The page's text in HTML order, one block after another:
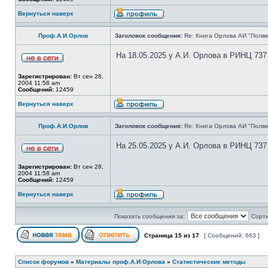
Вернуться наверх
Проф.А.И.Орлов Заголовок сообщения: Re: Книга Орлова АИ
Зарегистрирован: Вт сен 28,
2004 11:58 am
Сообщений: 12459
На 18.05.2025 у А.И. Орлова в РИНЦ 737
Вернуться наверх
Проф.А.И.Орлов Заголовок сообщения: Re: Книга Орлова АИ
Зарегистрирован: Вт сен 28,
2004 11:58 am
Сообщений: 12459
На 25.05.2025 у А.И. Орлова в РИНЦ 737
Вернуться наверх
Показать сообщения за:
Страница 15 из 17 [ Сообщений: 663 ]
Список форумов » Материалы проф.А.И.Орлова » Статистические методы